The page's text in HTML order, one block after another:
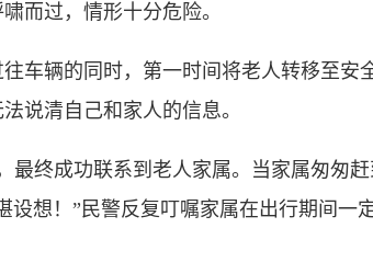
而过，情形十分危险。
辆的同时，第一时间将老人转移至安
说清自己和家人的信息。
终成功联系到老人家属。当家属匆匆赶
想！”民警反复叮嘱家属在出行期间一